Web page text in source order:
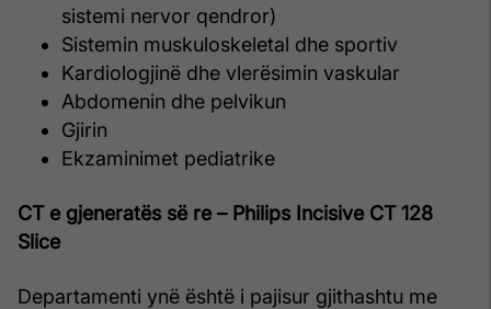
sistemi nervor qendror)
Sistemin muskuloskeletal dhe sportiv
Kardiologjinë dhe vlerësimin vaskular
Abdomenin dhe pelvikun
Gjirin
Ekzaminimet pediatrike
CT e gjeneratës së re – Philips Incisive CT 128
Slice
Departamenti ynë është i pajisur gjithashtu me